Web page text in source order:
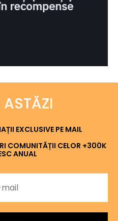
EXCLUSIVE PE MAIL
COMUNITĂȚII CELOR +300K
ANUAL